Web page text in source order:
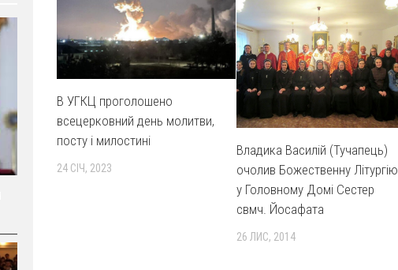
В УГКЦ проголошено
всецерковний день молитви,
посту і милостині
24 СІЧ, 2023
Владика Василій (Тучапець)
очолив Божественну Літургію
у Головному Домі Сестер
свмч. Йосафата
26 ЛИС, 2014